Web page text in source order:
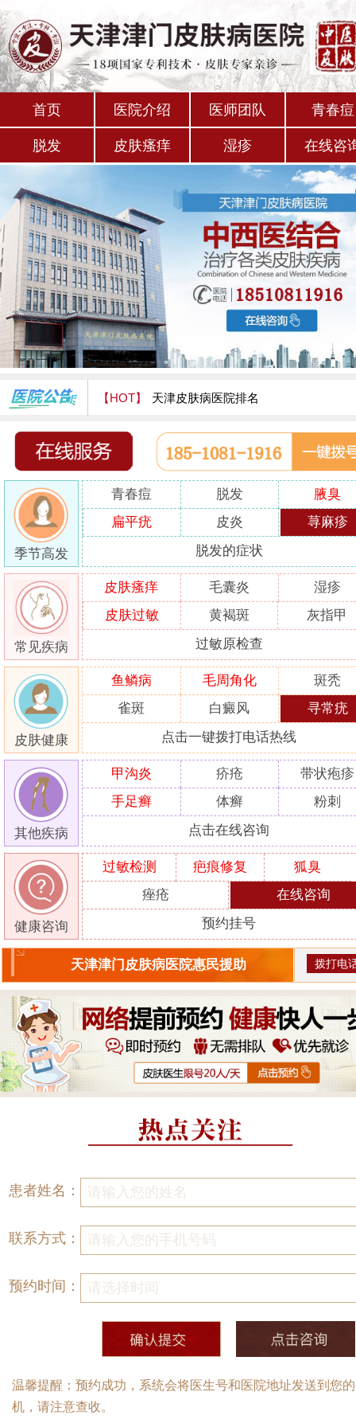
首页 医院介绍 医师团队 青春痘
脱发 皮肤瘙痒 湿疹 在线咨
【HOT】 天津皮肤病医院排名
天津津门皮肤病医院怎么样
季节高发
青春痘 脱发
腋臭
扁平疣
皮炎 荨麻疹
脱发的症状
常见疾病
皮肤瘙痒 毛囊炎
湿疹
皮肤过敏
黄褐斑 灰指甲
过敏原检查
皮肤健康
鱼鳞病 毛周角化
斑秃
雀斑
白癜风 寻常疣
点击一键拨打电话热线
其他疾病
甲沟炎 疥疮
带状疱疹
手足癣
体癣 粉刺
点击在线咨询
健康咨询
过敏检测 疤痕修复
狐臭
痤疮
在线咨询
预约挂号
天津津门皮肤病医院惠民援助 拨打电
患者姓名：
联系方式：
预约时间：
温馨提醒：预约成功，系统会将医生号和医院地址发送到您
机，请注意查收。